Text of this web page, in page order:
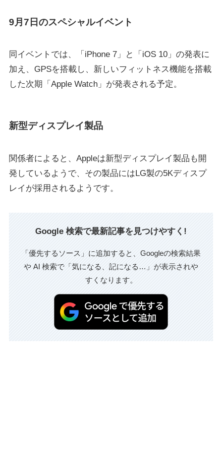
9月7日のスペシャルイベント
同イベントでは、「iPhone 7」と「iOS 10」の発表に
加え、GPSを搭載し、新しいフィットネス機能を搭載
した次期「Apple Watch」が発表される予定。
新型ディスプレイ製品
関係者によると、Appleは新型ディスプレイ製品も開
発しているようで、その製品にはLG製の5Kディスプ
レイが採用されるようです。
Google 検索で最新記事を見つけやすく!
「優先するソース」に追加すると、Googleの検索結果
や AI 検索で「気になる、記になる…」が表示されや
すくなります。